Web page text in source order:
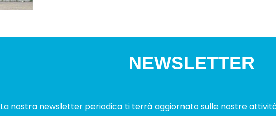
NEWSLETTER
La nostra newsletter periodica ti terrà aggiornato sulle nostre